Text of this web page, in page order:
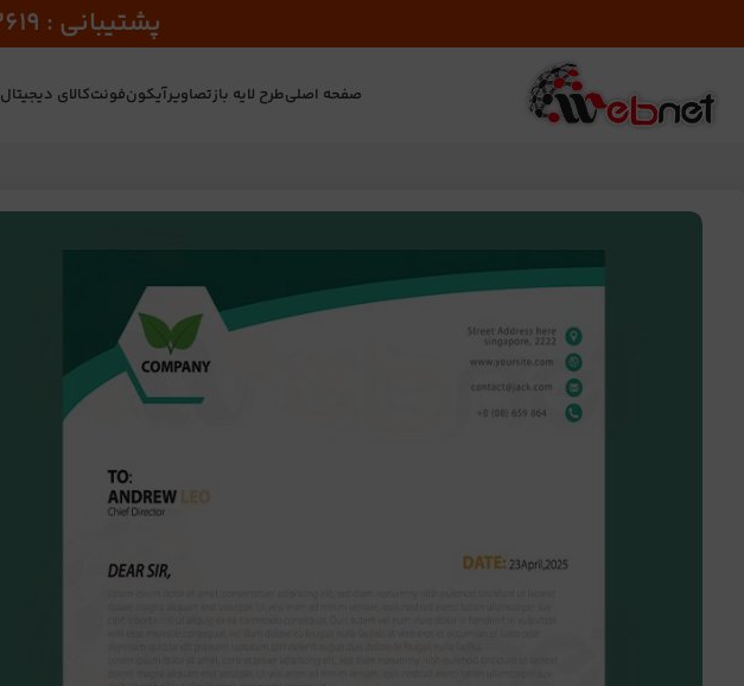
پشتیبانی : 02166102619 - 09366119082
صفحه اصلیطرح لایه بازتصاویرآیکونفونتکالای دیجیتال